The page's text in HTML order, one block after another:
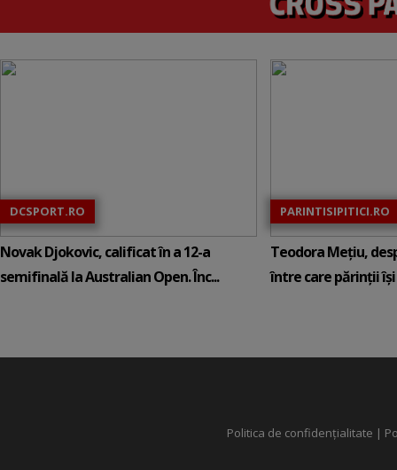
DCSPORT.RO
Novak Djokovic, calificat în a 12-a
semifinală la Australian Open. Înc...
PARINTISIPITICI.RO
Teodora Mețiu,
între care părinții își
Politica de confidențialitate |